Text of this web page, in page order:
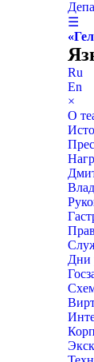
☰
Ru
En
×
О
Дни